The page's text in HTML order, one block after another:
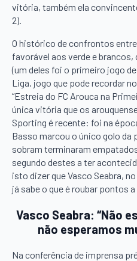
vitória, também ela
2).
O histórico de confrontos
favorável aos verde e brancos,
(um deles foi o primeiro jogo
Liga, jogo que pode recordar
“Estreia do FC Arouca na
única vitória que os
Sporting é recente: foi na
Basso marcou o único golo da
sobram terminaram
segundo destes a ter
isto dizer que Vasco Seabra,
já sabe o que é roubar pontos a
Vasco Seabra: “Não
não esperamos
Na conferência de imprensa